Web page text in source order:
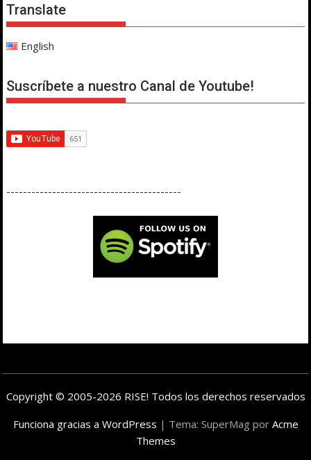
Translate
English
Suscríbete a nuestro Canal de Youtube!
------------------------------------------
Copyright © 2005-2026 RISE! Todos los derechos reservados
Funciona gracias a WordPress | Tema: SuperMag por Acme
Themes